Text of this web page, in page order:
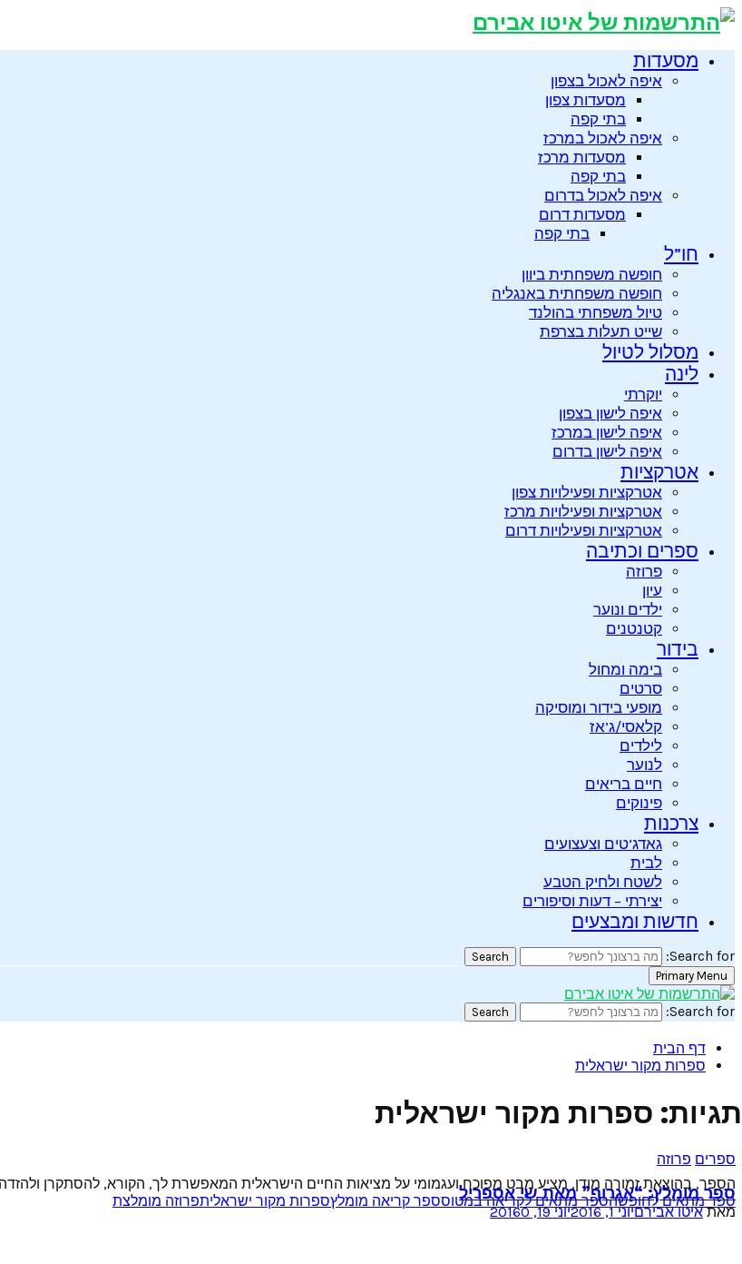
מסעדות
איפה לאכול בצפון
מסעדות צפון
בתי קפה
איפה לאכול במרכז
מסעדות מרכז
בתי קפה
איפה לאכול בדרום
מסעדות דרום
בתי קפה
חו”ל
חופשה משפחתית ביוון
חופשה משפחתית באנגליה
טיול משפחתי בהולנד
שייט תעלות בצרפת
מסלול לטיול
לינה
יוקרתי
איפה לישון בצפון
איפה לישון במרכז
איפה לישון בדרום
אטרקציות
אטרקציות ופעילויות צפון
אטרקציות ופעילויות מרכז
אטרקציות ופעילויות דרום
ספרים וכתיבה
פרוזה
עיון
ילדים ונוער
קטנטנים
בידור
בימה ומחול
סרטים
מופעי בידור ומוסיקה
קלאסי/ג’אז
לילדים
לנוער
חיים בריאים
פינוקים
צרכנות
גאדג’טים וצעצועים
לבית
לשטח ולחיק הטבע
יצירתי – דעות וסיפורים
חדשות ומבצעים
Search for:
Search
Primary Menu
Search for:
Search
דף הבית
ספרות מקור ישראלית
תגיות: ספרות מקור ישראלית
ספרים פרוזה
ספר מומלץ: “אגרוף” מאת שי אספריל
מאתאיטו אבירםיוני 1, 2016 יוני 19, 2016 0
הספר, בהוצאת זמורה מודן, מציע מבט מפוכח ועגמומי על מציאות החיים הישראלית המאפשרת לך, הקורא, להסתקרן
ספר מתאים לחופשהספר מתאים לקריאה במטוסספר קריאה מומלץספרות מקור ישראליתפרוזה מומלצת